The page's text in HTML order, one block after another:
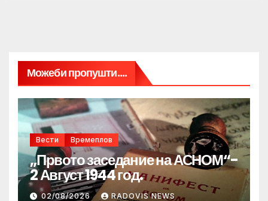
Можеби пропушти....
Вести Времеплов
„Првото заседание на АСНОМ“-
2 Август 1944 год.
02/08/2026 RADOVIS NEWS